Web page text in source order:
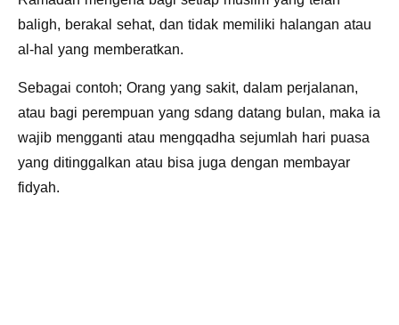
baligh, berakal sehat, dan tidak memiliki halangan atau
al-hal yang memberatkan.
Sebagai contoh; Orang yang sakit, dalam perjalanan,
atau bagi perempuan yang sdang datang bulan, maka ia
wajib mengganti atau mengqadha sejumlah hari puasa
yang ditinggalkan atau bisa juga dengan membayar
fidyah.